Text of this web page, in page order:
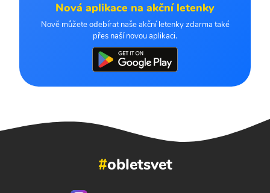
Nová aplikace na akční letenky
Nově můžete odebírat naše akční letenky zdarma také
přes naší novou aplikaci.
#obletsvet